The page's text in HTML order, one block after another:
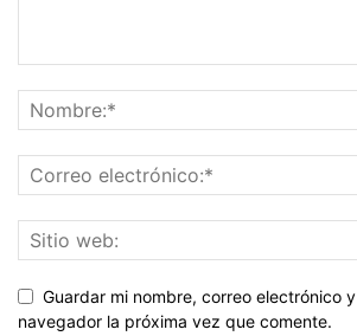
Guardar mi nombre, correo electrónico
navegador la próxima vez que comente.